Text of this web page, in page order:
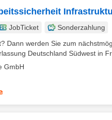
JobTicket
Sonderzahlung
Dann werden Sie zum
Deutschland Südwest in
GmbH